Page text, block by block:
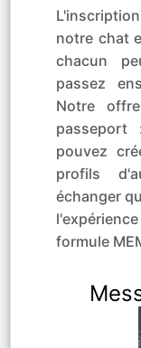
notre chat
chacun
passez
Notre
passeport
pouvez
profils
échanger
formule